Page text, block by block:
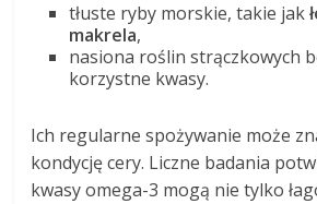
tłuste ryby morskie, takie jak
makrela,
nasiona roślin strączkowych
korzystne kwasy.
Ich regularne spożywanie może
kondycję cery. Liczne badania
kwasy omega-3 mogą nie tylko